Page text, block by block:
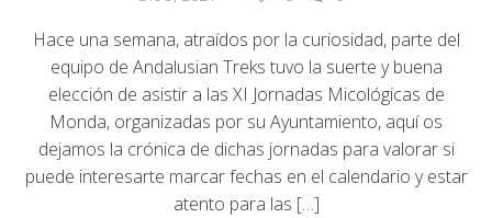
Hace una semana, atraídos por la curiosidad, parte del
equipo de Andalusian Treks tuvo la suerte y buena
elección de asistir a las XI Jornadas Micológicas de
Monda, organizadas por su Ayuntamiento, aquí os
dejamos la crónica de dichas jornadas para valorar si
puede interesarte marcar fechas en el calendario y estar
atento para las […]